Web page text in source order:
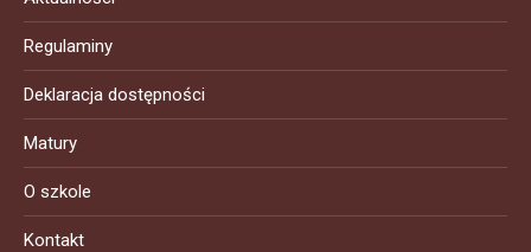
Regulaminy
Deklaracja dostępności
Matury
O szkole
Kontakt